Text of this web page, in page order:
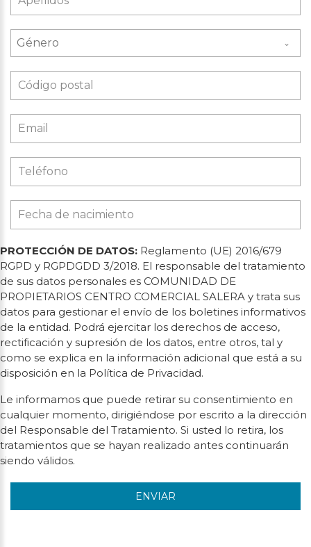
Género
PROTECCIÓN DE DATOS: Reglamento (UE) 2016/679
RGPD y RGPDGDD 3/2018. El responsable del tratamiento
de sus datos personales es COMUNIDAD DE
PROPIETARIOS CENTRO COMERCIAL SALERA y trata sus
datos para gestionar el envío de los boletines informativos
de la entidad. Podrá ejercitar los derechos de acceso,
rectificación y supresión de los datos, entre otros, tal y
como se explica en la información adicional que está a su
disposición en la Política de Privacidad.
Le informamos que puede retirar su consentimiento en
cualquier momento, dirigiéndose por escrito a la dirección
del Responsable del Tratamiento. Si usted lo retira, los
tratamientos que se hayan realizado antes continuarán
siendo válidos.
ENVIAR